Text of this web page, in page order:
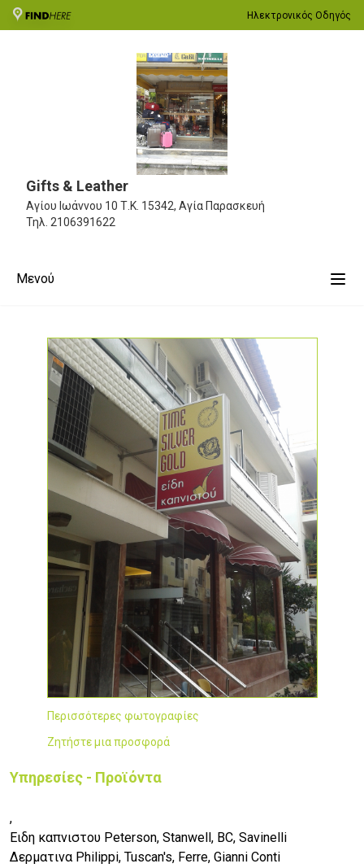
Ηλεκτρονικός Οδηγός
Gifts & Leather
Αγίου Ιωάννου 10 Τ.Κ. 15342, Αγία Παρασκευή
Τηλ. 2106391622
Μενού
Περισσότερες φωτογραφίες
Ζητήστε μια προσφορά
Υπηρεσίες - Προϊόντα
,
Ειδη καπνιστου Peterson, Stanwell, BC, Savinelli
Δερματινα Philippi, Tuscan's, Ferre, Gianni Conti